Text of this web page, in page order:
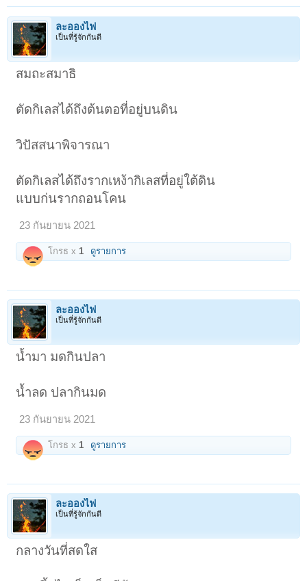
ละอองไฟ
เป็นที่รู้จักกันดี
สมถะสมาธิ
ตัดกิเลสได้ถึงต้นตอที่อยู่บนดิน
วิปัสสนาพิจารณา
ตัดกิเลสได้ถึงรากเหง้ากิเลสที่อยู่ใต้ดิน
แบบก่นรากถอนโคน
23 กันยายน 2021
โกรธ x 1 ดูรายการ
ละอองไฟ
เป็นที่รู้จักกันดี
น้ำมา มดกินปลา
น้ำลด ปลากินมด
23 กันยายน 2021
โกรธ x 1 ดูรายการ
ละอองไฟ
เป็นที่รู้จักกันดี
กลางวันที่สดใส